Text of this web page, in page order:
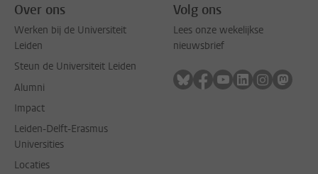
Over ons
Werken bij de Universiteit
Leiden
Steun de Universiteit Leiden
Alumni
Impact
Leiden-Delft-Erasmus
Universities
Locaties
Volg ons
Lees onze wekelijkse
nieuwsbrief
Volg ons op bluesky
Volg ons op facebook
Volg ons op
Volg ons op
Volg ons
Volg